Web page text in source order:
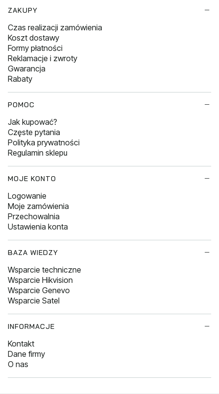
ZAKUPY
Czas realizacji zamówienia
Koszt dostawy
Formy płatności
Reklamacje i zwroty
Gwarancja
Rabaty
POMOC
Jak kupować?
Częste pytania
Polityka prywatności
Regulamin sklepu
MOJE KONTO
Logowanie
Moje zamówienia
Przechowalnia
Ustawienia konta
BAZA WIEDZY
Wsparcie techniczne
Wsparcie Hikvision
Wsparcie Genevo
Wsparcie Satel
INFORMACJE
Kontakt
Dane firmy
O nas